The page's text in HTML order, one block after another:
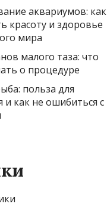
аквариумов: как
красоту и здоровье
мира
малого таза: что
о процедуре
польза для
и как не ошибиться с